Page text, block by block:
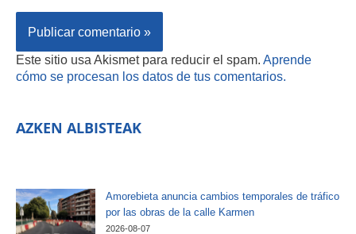
Este sitio usa Akismet para reducir el spam. Aprende
cómo se procesan los datos de tus comentarios.
AZKEN ALBISTEAK
Amorebieta anuncia cambios temporales de tráfico
por las obras de la calle Karmen
2026-08-07